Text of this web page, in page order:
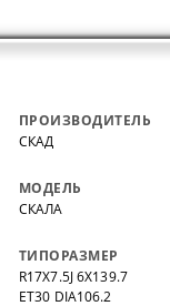
ПРОИЗВОДИТЕЛЬ
СКАД
МОДЕЛЬ
СКАЛА
ТИПОРАЗМЕР
R17X7.5J 6X139.7
ET30 DIA106.2